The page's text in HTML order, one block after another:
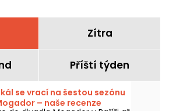
Zítra
Příští týden
se vrací na šestou sezónu
– naše recenze